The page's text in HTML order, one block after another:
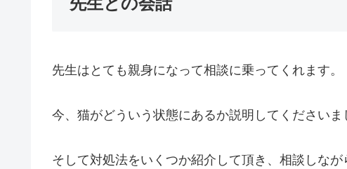
先生はとても親身になって相談に乗ってくれます。
今、猫がどういう状態にあるか説明してくださいま
そして対処法をいくつか紹介して頂き、相談しな